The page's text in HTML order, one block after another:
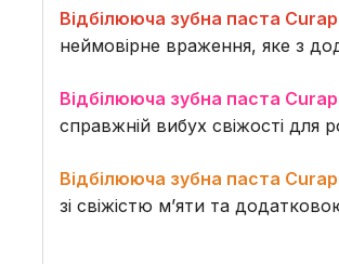
Відбілююча зубна паста
неймовірне враження, яке з
Відбілююча зубна паста
справжній вибух свіжості для
Відбілююча зубна паста
зі свіжістю м’яти та